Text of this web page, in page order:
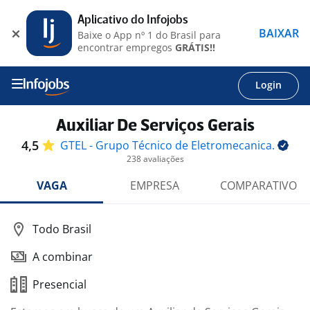
Login
Auxiliar De Serviços Gerais
4,5 GTEL - Grupo Técnico de Eletromecanica.
238 avaliações
VAGA EMPRESA COMPARATIVO
Todo Brasil
A combinar
Presencial
Aplicativo do Infojobs
Baixe o App nº 1 do Brasil para
encontrar empregos GRÁTIS!!
BAIXAR